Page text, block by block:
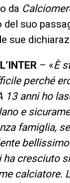
da
del suo
sue
– «È
perché
13 anni ho
e
famiglia,
ha cresciuto
calciatore.